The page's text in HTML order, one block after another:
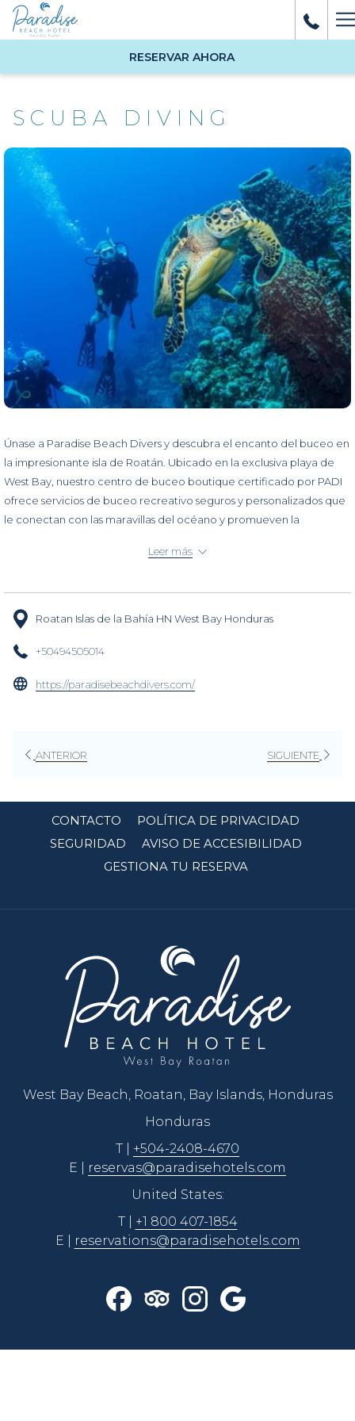
RESERVAR AHORA
SCUBA DIVING
Únase a Paradise Beach Divers y descubra el encanto del buceo en
la impresionante isla de Roatán. Ubicado en la exclusiva playa de
West Bay, nuestro centro de buceo boutique certificado por PADI
ofrece servicios de buceo recreativo seguros y personalizados que
le conectan con las maravillas del océano y promueven la
Leer más
Roatan Islas de la Bahía HN West Bay Honduras
+50494505014
https://paradisebeachdivers.com/abre
ANTERIOR SIGUIENTE
CONTACTO
POLÍTICA DE PRIVACIDAD
SEGURIDAD
AVISO DE ACCESIBILIDAD
GESTIONA TU RESERVA
West Bay Beach, Roatan, Bay Islands, Honduras
Honduras
T | +504-2408-4670
E |
reservas@paradisehotels.com
United States:
T | +1 800 407-1854
E |
reservations@paradisehotels.com